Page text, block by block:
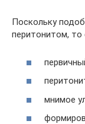
Поскольку
перитонитом, то
мнимое